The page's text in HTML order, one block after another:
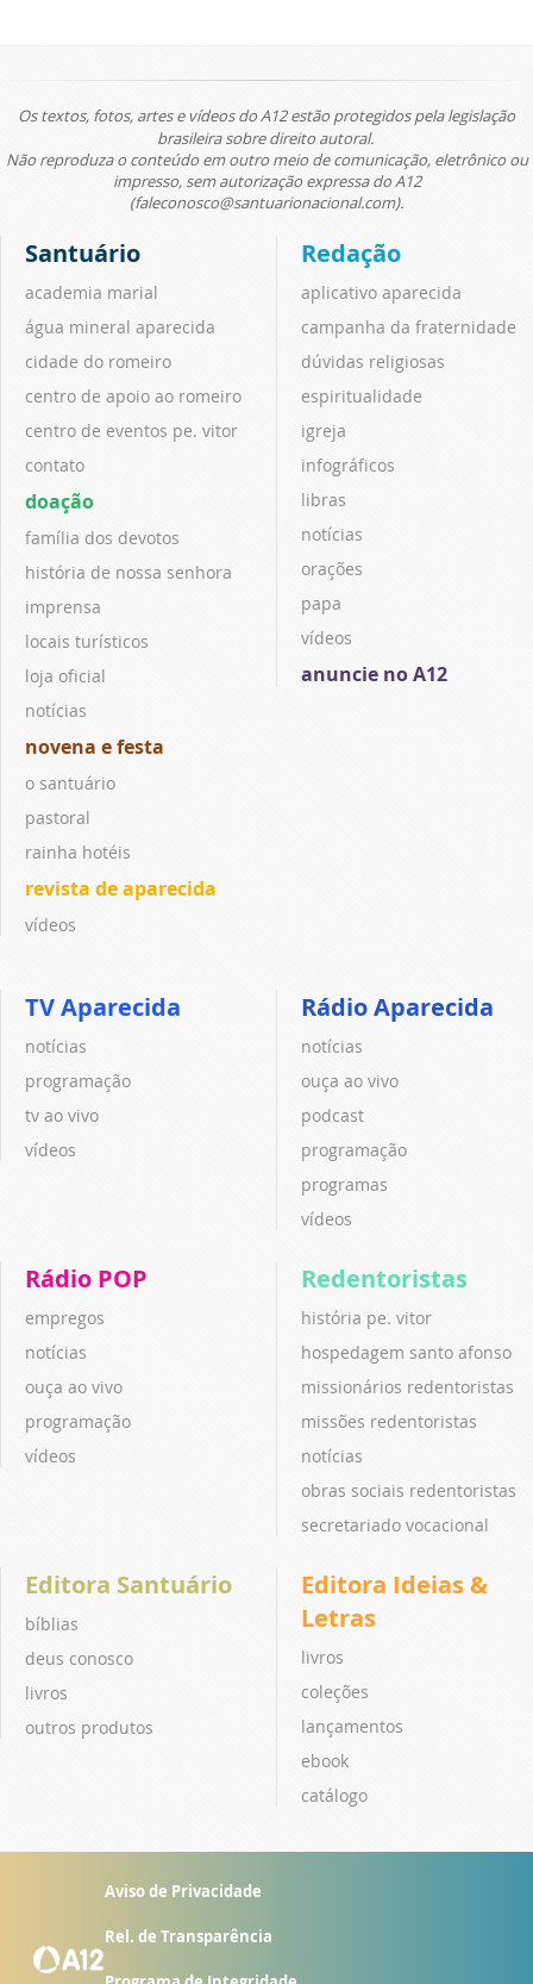
Os textos, fotos, artes e vídeos do A12 estão protegidos pela legislação
brasileira sobre direito autoral.
Não reproduza o conteúdo em outro meio de comunicação, eletrônico ou
impresso, sem autorização expressa do A12
(faleconosco@santuarionacional.com).
Santuário
academia marial
água mineral aparecida
cidade do romeiro
centro de apoio ao romeiro
centro de eventos pe. vitor
contato
doação
família dos devotos
história de nossa senhora
imprensa
locais turísticos
loja oficial
notícias
novena e festa
o santuário
pastoral
rainha hotéis
revista de aparecida
vídeos
Redação
aplicativo aparecida
campanha da fraternidade
dúvidas religiosas
espiritualidade
igreja
infográficos
libras
notícias
orações
papa
vídeos
anuncie no A12
TV Aparecida
notícias
programação
tv ao vivo
vídeos
Rádio Aparecida
notícias
ouça ao vivo
podcast
programação
programas
vídeos
Rádio POP
empregos
notícias
ouça ao vivo
programação
vídeos
Redentoristas
história pe. vitor
hospedagem santo afonso
missionários redentoristas
missões redentoristas
notícias
obras sociais redentoristas
secretariado vocacional
Editora Santuário
bíblias
deus conosco
livros
outros produtos
Editora Ideias &
Letras
livros
coleções
lançamentos
ebook
catálogo
Aviso de Privacidade
Rel. de Transparência